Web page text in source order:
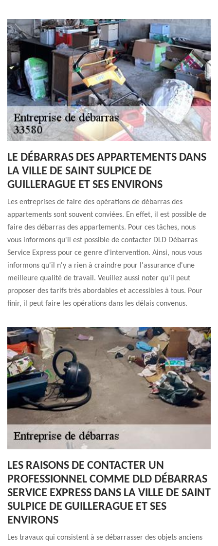
LE DÉBARRAS DES APPARTEMENTS DANS
LA VILLE DE SAINT SULPICE DE
GUILLERAGUE ET SES ENVIRONS
Les entreprises de faire des opérations de débarras des
appartements sont souvent conviées. En effet, il est possible de
faire des débarras des appartements. Pour ces tâches, nous
vous informons qu'il est possible de contacter DLD Débarras
Service Express pour ce genre d'intervention. Ainsi, nous vous
informons qu'il n'y a rien à craindre pour l'assurance d'une
meilleure qualité de travail. Veuillez aussi noter qu'il peut
proposer des tarifs très abordables et accessibles à tous. Pour
finir, il peut faire les opérations dans les délais convenus.
LES RAISONS DE CONTACTER UN
PROFESSIONNEL COMME DLD DÉBARRAS
SERVICE EXPRESS DANS LA VILLE DE SAINT
SULPICE DE GUILLERAGUE ET SES
ENVIRONS
Les travaux qui consistent à se débarrasser des objets anciens